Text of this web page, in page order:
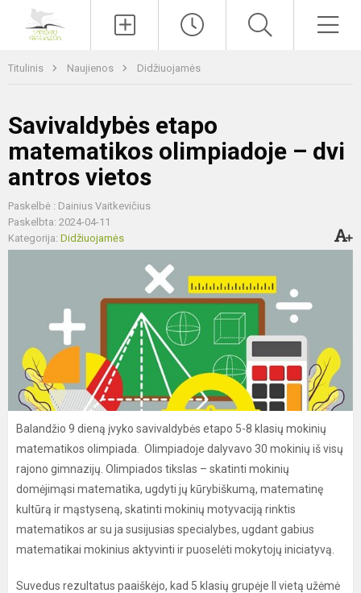
Titulinis Naujienos Didžiuojamės
Savivaldybės etapo
matematikos olimpiadoje – dvi
antros vietos
Paskelbė : Dainius Vaitkevičius
Paskelbta: 2024-04-11
Kategorija: Didžiuojamės
Balandžio 9 dieną įvyko savivaldybės etapo 5-8 klasių mokinių
matematikos olimpiada. Olimpiadoje dalyvavo 30 mokinių iš visų
rajono gimnazijų. Olimpiados tikslas – skatinti mokinių
domėjimąsi matematika, ugdyti jų kūrybiškumą, matematinę
kultūrą ir mąstyseną, skatinti mokinių motyvaciją rinktis
matematikos ar su ja susijusias specialybes, ugdant gabius
matematikai mokinius aktyvinti ir puoselėti mokytojų iniciatyvą.
Suvedus rezultatus paaiškėjo, kad 5 klasių grupėje II vietą užėmė